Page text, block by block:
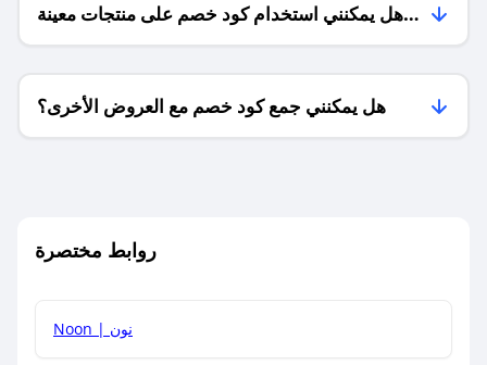
هل يمكنني استخدام كود خصم على منتجات معينة
فقط؟
هل يمكنني جمع كود خصم مع العروض الأخرى؟
روابط مختصرة
Noon | نون